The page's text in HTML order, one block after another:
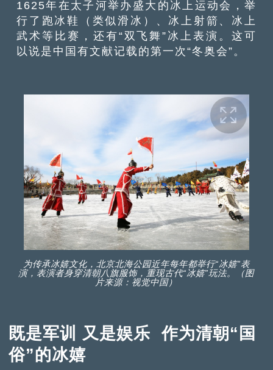
1625年在太子河举办盛大的冰上运动会，举
行了跑冰鞋（类似滑冰）、冰上射箭、冰上
武术等比赛，还有“双飞舞”冰上表演。这可
以说是中国有文献记载的第一次“冬奥会”。
为传承冰嬉文化，北京北海公园近年每年都举行“冰嬉”表
演，表演者身穿清朝八旗服饰，重现古代“冰嬉”玩法。（图
片来源：视觉中国）
既是军训 又是娱乐 作为清朝“国
俗”的冰嬉